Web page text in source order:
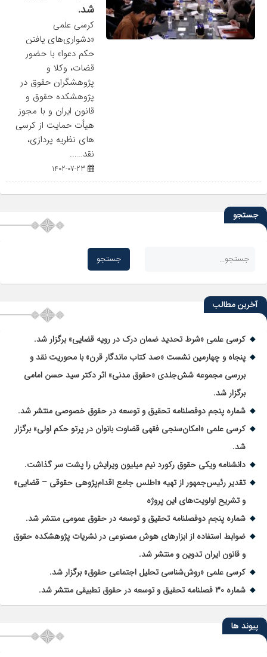
شد.
کرسی علمی
«دشواری‌های یافتن
حکم دعوا» با حضور
قضات، وکلا و
پژوهشگران حقوق در
پژوهشکده حقوق و
قانون ایران و با مجوز
هیأت حمایت از کرسی
های نظریه پردازی،
نقد…...
جستجو
آخرین مطالب
کرسی علمی «شرط تحدید ضمان درک در رویه قضایی» برگزار شد.
پنجاه و چهارمین نشست «صد کتاب ماندگار قرن» با محوریت نقد و
بررسی مجموعه شش‌جلدی «حقوق مدنی» اثر دکتر سید حسن امامی
برگزار شد.
شماره پنجم دوفصلنامه تحقیق و توسعه در حقوق خصوصی منتشر شد.
کرسی علمی «امکان‌سنجی فقهی قضاوت بانوان در پرتو حکم اولی» برگزار
شد.
دانشنامه ویکی حقوق رکورد نیم میلیون ویرایش را پشت سر گذاشت.
تقدیر رئیس‌جمهور از تهیه «اطلس جامع اقدام‌پژوهی حقوقی – قضایی»
و تشریح اولویت‌های این پروژه
شماره پنجم دوفصلنامه تحقیق و توسعه در حقوق عمومی منتشر شد.
ضوابط استفاده از ابزارهای هوش مصنوعی در نشریات پژوهشکده حقوق
و قانون ایران تدوین و منتشر شد.
کرسی علمی «روش‌شناسی تحلیل اجتماعی حقوق» برگزار شد.
شماره ۳۰ فصلنامه تحقیق و توسعه در حقوق تطبیقی منتشر شد.
پیوند ها